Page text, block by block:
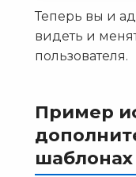
Теперь вы и
видеть и
пользователя.
Пример
шаблонах